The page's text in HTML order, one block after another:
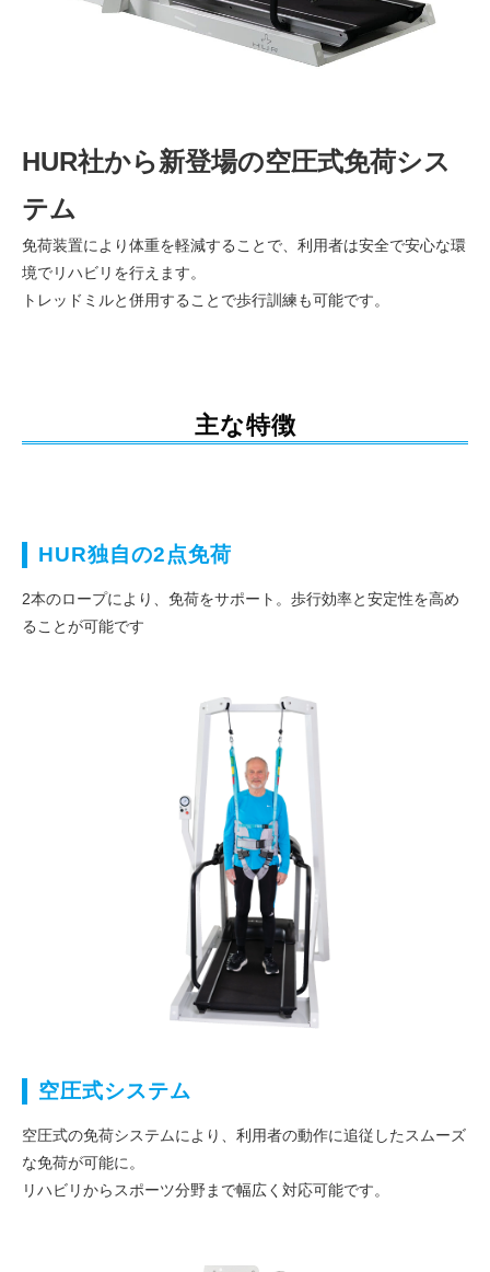
HUR社から新登場の空圧式免荷シス
テム
免荷装置により体重を軽減することで、利用者は安全で安心な環
境でリハビリを行えます。
トレッドミルと併用することで歩行訓練も可能です。
主な特徴
HUR独自の2点免荷
2本のロープにより、免荷をサポート。歩行効率と安定性を高め
ることが可能です
空圧式システム
空圧式の免荷システムにより、利用者の動作に追従したスムーズ
な免荷が可能に。
リハビリからスポーツ分野まで幅広く対応可能です。